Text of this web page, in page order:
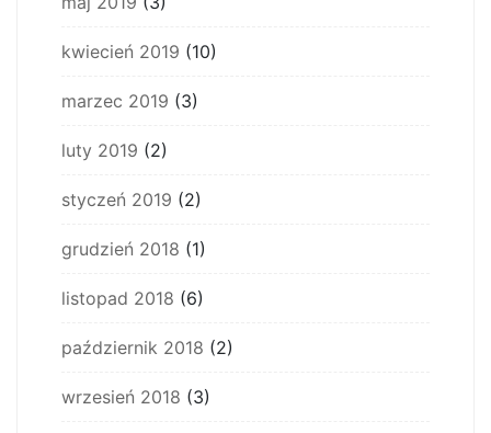
kwiecień 2019 (10)
marzec 2019 (3)
luty 2019 (2)
styczeń 2019 (2)
grudzień 2018 (1)
listopad 2018 (6)
październik 2018 (2)
wrzesień 2018 (3)